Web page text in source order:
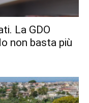
La GDO
non basta più